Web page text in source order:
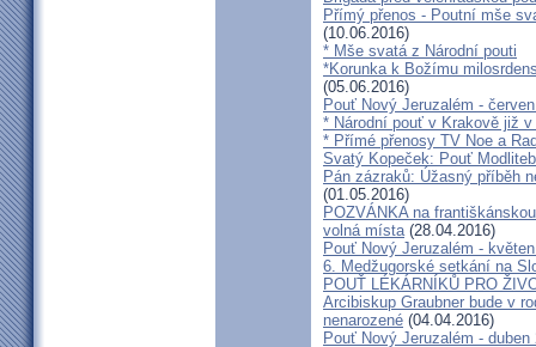
Přímý přenos - Poutní mše
(10.06.2016)
* Mše svatá z Národní pouti
*Korunka k Božímu
(05.06.2016)
Pouť Nový Jeruzalém -
* Národní pouť v Krakově již
* Přímé přenosy TV Noe a
Svatý Kopeček: Pouť
Pán zázraků: Úžasný příběh
(01.05.2016)
POZVÁNKA na
volná místa(28.04.2016)
Pouť Nový Jeruzalém -
6. Medžugorské setkání na
POUŤ LÉKÁRNÍKŮ PRO
Arcibiskup Graubner bude v
nenarozené (04.04.2016)
Pouť Nový Jeruzalém - duben